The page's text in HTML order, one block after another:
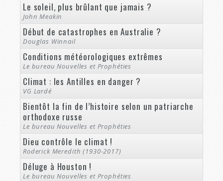
Le soleil, plus brûlant que jamais ?
John Meakin
Début de catastrophes en Australie ?
Douglas Winnail
Conditions météorologiques extrêmes
Le bureau Nouvelles et Prophéties
Climat : les Antilles en danger ?
VG Lardé
Bientôt la fin de l’histoire selon un patriarche
orthodoxe russe
Le bureau Nouvelles et Prophéties
Dieu contrôle le climat !
Roderick Meredith (1930-2017)
Déluge à Houston !
Le bureau Nouvelles et Prophéties